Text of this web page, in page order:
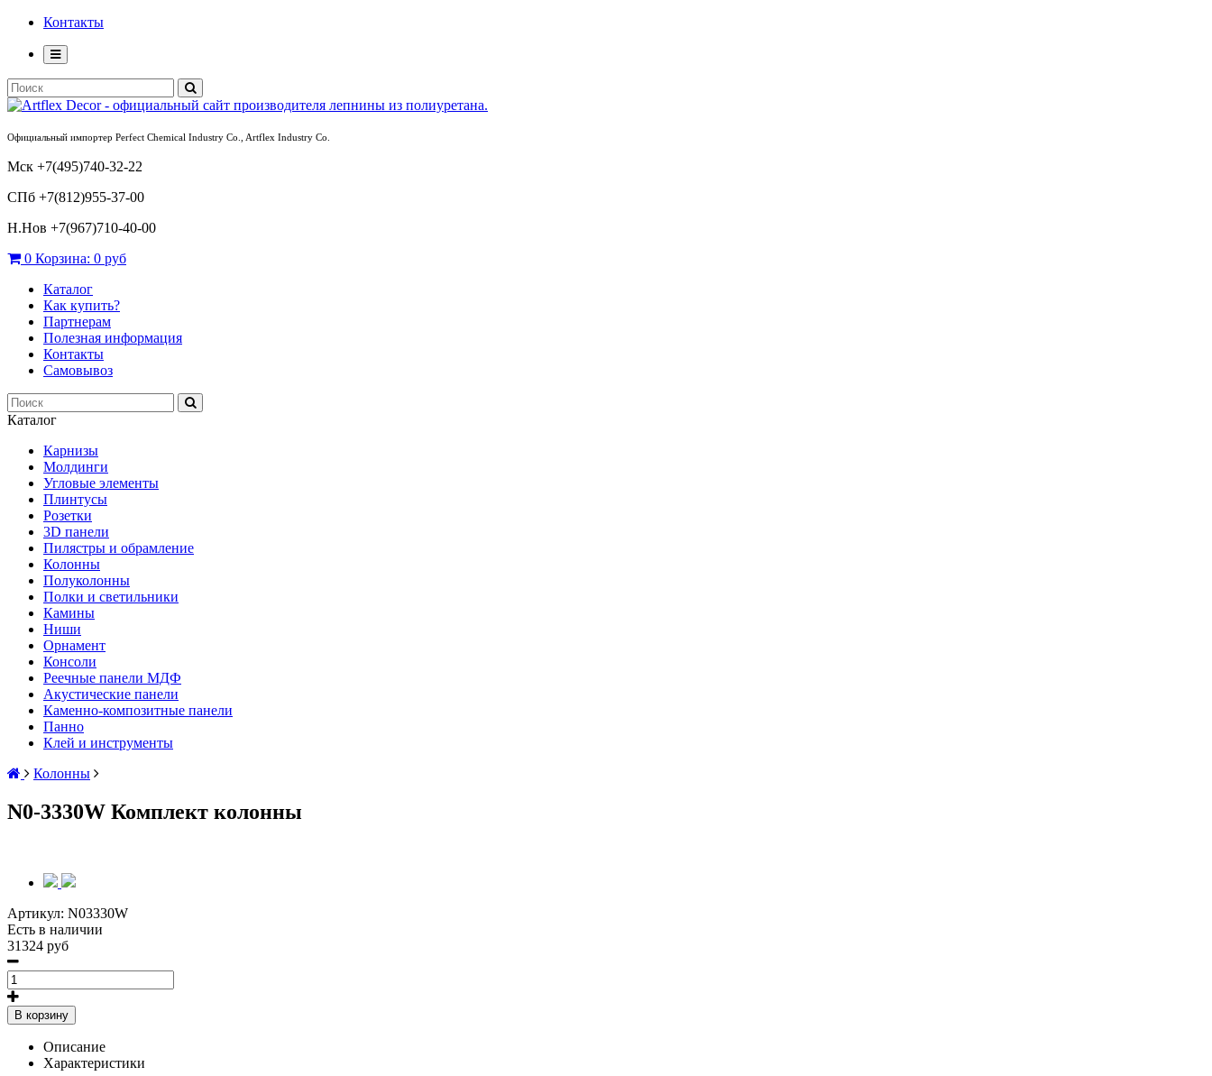
Контакты
Официальный импортер Perfect Chemical Industry Co., Artflex Industry Co.
Мск +7(495)740-32-22
СПб +7(812)955-37-00
Н.Нов +7(967)710-40-00
0 Корзина: 0 руб
Каталог
Как купить?
Партнерам
Полезная информация
Контакты
Самовывоз
Каталог
Карнизы
Молдинги
Угловые элементы
Плинтусы
Розетки
3D панели
Пилястры и обрамление
Колонны
Полуколонны
Полки и светильники
Камины
Ниши
Орнамент
Консоли
Реечные панели МДФ
Акустические панели
Каменно-композитные панели
Панно
Клей и инструменты
Колонны
N0-3330W Комплект колонны
Артикул: N03330W
Есть в наличии
31324 руб
В корзину
Описание
Характеристики